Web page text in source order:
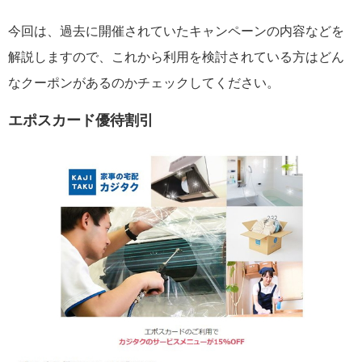
今回は、過去に開催されていたキャンペーンの内容などを
解説しますので、これから利用を検討されている方はどん
なクーポンがあるのかチェックしてください。
エポスカード優待割引